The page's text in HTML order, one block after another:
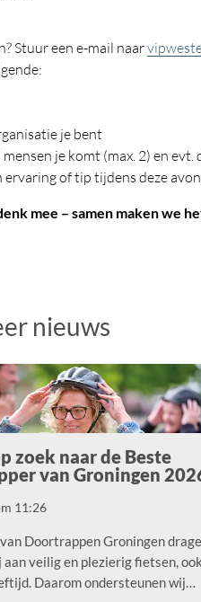
Stuur een e-mail naar
je bent
je komt (max. 2) en evt.
ervaring of tip tijdens deze
mee – samen maken we
nieuws
zoek naar de Beste
van Groningen
11:26
Doortrappen Groningen
veilig en plezierig fietsen, ook
Daarom ondersteunen wij…